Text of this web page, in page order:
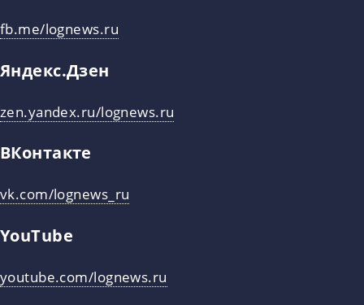
fb.me/lognews.ru
Яндекс.Дзен
zen.yandex.ru/lognews.ru
ВКонтакте
vk.com/lognews_ru
YouTube
youtube.com/lognews.ru